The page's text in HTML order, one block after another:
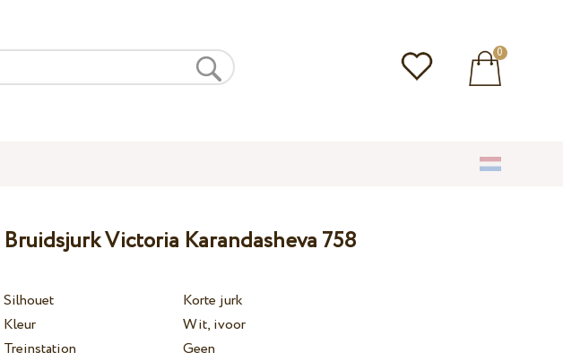
0
Bruidsjurk Victoria Karandasheva 758
Silhouet
Korte jurk
Kleur
Wit, ivoor
Treinstation
Geen